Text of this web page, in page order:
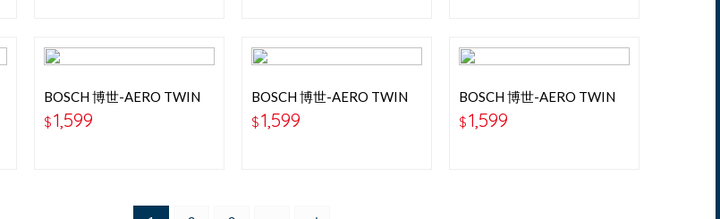
BOSCH 博世-AERO TWIN
24+21吋 專用軟骨雨刷
$1,599
BOSCH 博世-AERO TWIN
26+15吋 專用軟骨雨刷
$1,599
BOSCH 博世-AERO TWIN
26+18吋 專用軟骨雨刷
$1,599